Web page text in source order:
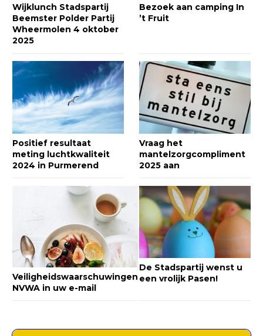
Wijklunch Stadspartij
Beemster Polder Partij
Wheermolen 4 oktober
2025
Bezoek aan camping In
’t Fruit
Positief resultaat
meting luchtkwaliteit
2024 in Purmerend
Vraag het
mantelzorgcompliment
2025 aan
Veiligheidswaarschuwingen
NVWA in uw e-mail
De Stadspartij wenst u
een vrolijk Pasen!